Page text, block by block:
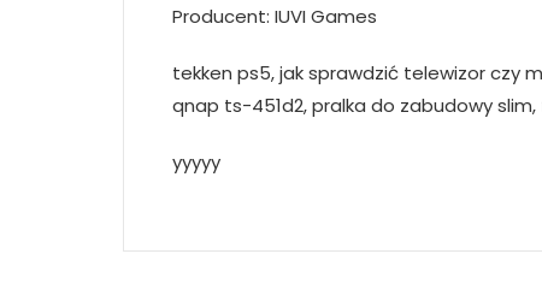
Producent: IUVI Games
tekken ps5, jak sprawdzić telewizor czy
qnap ts-451d2, pralka do zabudowy
yyyyy